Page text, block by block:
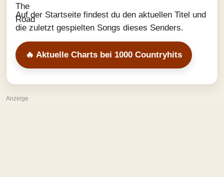
Auf der Startseite findest du den aktuellen Titel und
die zuletzt gespielten Songs dieses Senders.
🔥 Aktuelle Charts bei 1000 Countryhits
Anzeige